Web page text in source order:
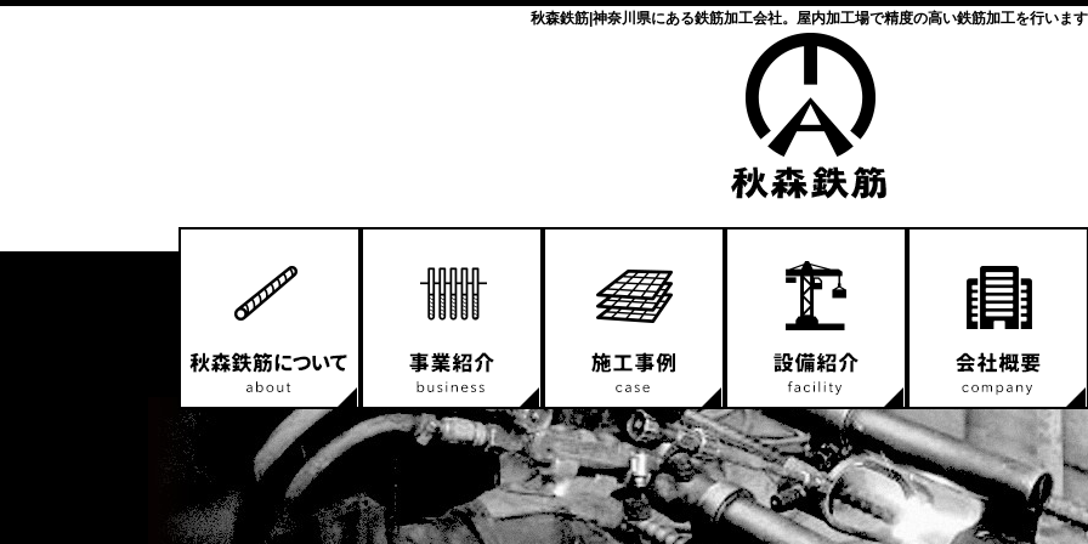
秋森鉄筋|神奈川県にある鉄筋加工会社。屋内加工場で精度の高い鉄筋加工を行いま